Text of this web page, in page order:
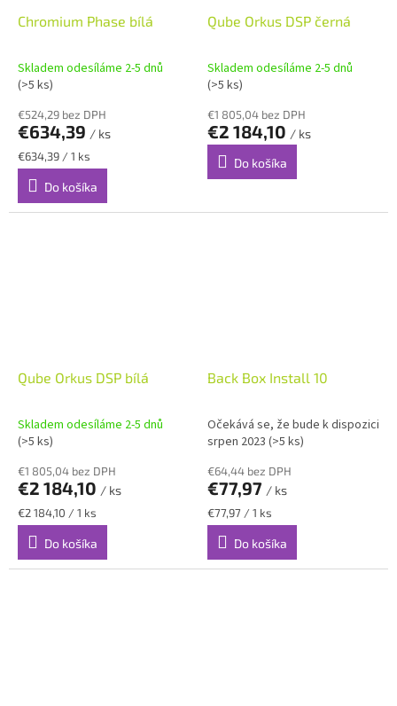
Chromium Phase bílá
Skladem odesíláme 2-5 dnů
(>5 ks)
€524,29 bez DPH
€634,39 / ks
Jednotková
cena:
€634,39 / 1 ks
Do košíka
Qube Orkus DSP černá
Skladem odesíláme 2-5 dnů
(>5 ks)
€1 805,04 bez DPH
€2 184,10 / ks
Do košíka
Qube Orkus DSP bílá
Skladem odesíláme 2-5 dnů
(>5 ks)
€1 805,04 bez DPH
€2 184,10 / ks
Jednotková
cena:
€2 184,10 / 1 ks
Do košíka
Back Box Install 10
Očekává se, že bude k dispozici
srpen 2023 (>5 ks)
€64,44 bez DPH
€77,97 / ks
Jednotková
cena:
€77,97 / 1 ks
Do košíka